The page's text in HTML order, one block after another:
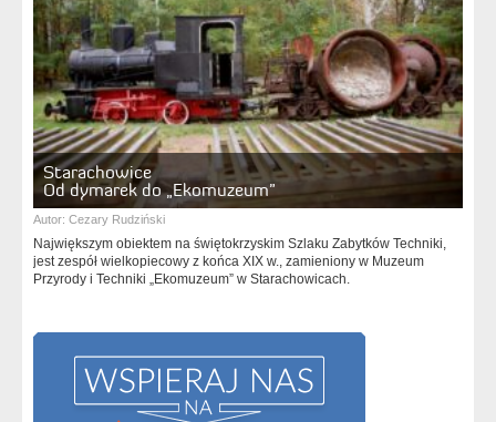
Starachowice
Od dymarek do „Ekomuzeum”
Autor: Cezary Rudziński
Największym obiektem na świętokrzyskim Szlaku Zabytków Techniki,
jest zespół wielkopiecowy z końca XIX w., zamieniony w Muzeum
Przyrody i Techniki „Ekomuzeum” w Starachowicach.